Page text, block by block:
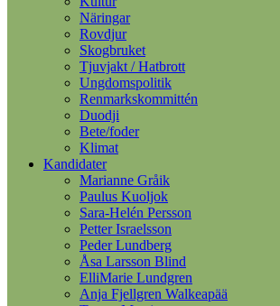
Näringar
Rovdjur
Skogbruket
Tjuvjakt / Hatbrott
Ungdomspolitik
Renmarkskommittén
Duodji
Bete/foder
Klimat
Kandidater
Marianne Gråik
Paulus Kuoljok
Sara-Helén Persson
Petter Israelsson
Peder Lundberg
Åsa Larsson Blind
ElliMarie Lundgren
Anja Fjellgren Walkeapää